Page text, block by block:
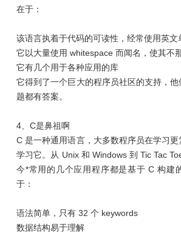
在于：
该语言执着于代码的可读性，经常使用英文
它以大量使用 whitespace 而闻名，使其不
它有几个用于各种应用的库
它得到了一个巨大的程序员社区的支持，
题都有答案。
4、C是鼻祖啊
C 是一种通用语言，大多数程序员在学习
学习它。从 Unix 和 Windows 到 Tic Tac
今*常用的几个应用程序都是基于 C 构建
于：
语法简单，只有 32 个 keywords
数据结构易于理解